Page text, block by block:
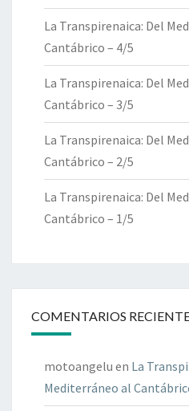
La Transpirenaica: Del
Cantábrico – 4/5
La Transpirenaica: Del
Cantábrico – 3/5
La Transpirenaica: Del
Cantábrico – 2/5
La Transpirenaica: Del
Cantábrico – 1/5
COMENTARIOS
motoangelu en La
Mediterráneo al